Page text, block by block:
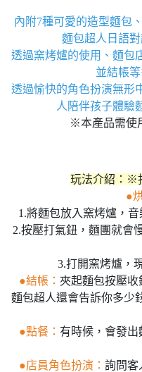
內附7種可愛的造型麵包
麵包超人日語
透過窯烤爐的使用、麵包
並結帳
透過愉快的角色扮演無形
人陪伴孩子體驗
※本產品需使
玩法介紹：※
●
1.將麵包放入窯烤爐，
2.按壓打氣鈕，麵團就會
3.打開窯烤爐，
●結帳： 夾起麵包按壓收
麵包超人還會告訴你多少
●點餐： 有時候，會發
●店員角色扮演： 詢問客